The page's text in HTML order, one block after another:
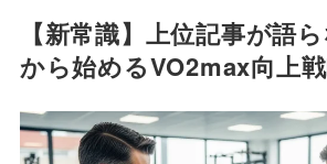
【新常識】上位記事が語
から始めるVO2max向上